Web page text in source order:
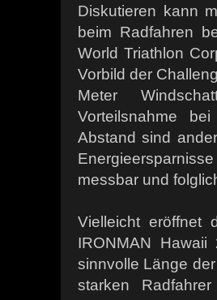
Diskutieren kann
beim Radfahren
World Triathlon
Vorbild der
Meter
Vorteilsnahme
Abstand sind
messbar und
Vielleicht eröffnet
IRONMAN
sinnvolle Länge
starken